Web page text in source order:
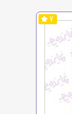
7